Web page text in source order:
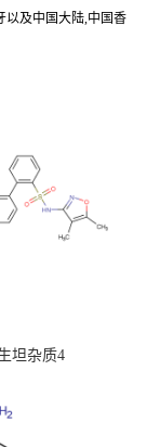
以及中国大陆,中国香
坦杂质4